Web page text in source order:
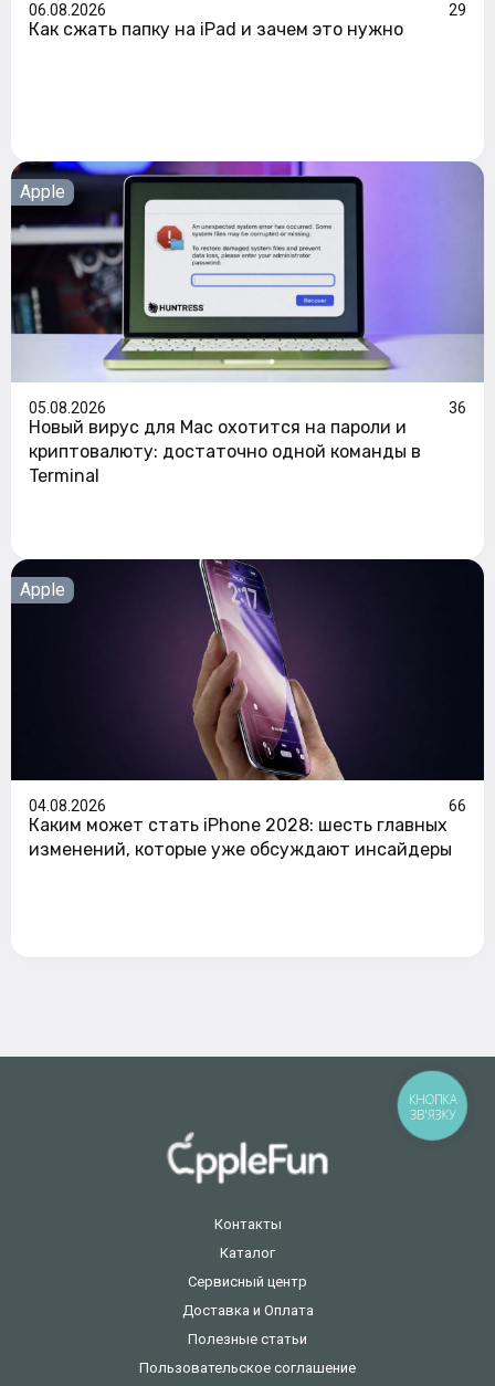
06.08.2026 29
Как сжать папку на iPad и зачем это нужно
Apple
05.08.2026 36
Новый вирус для Mac охотится на пароли и
криптовалюту: достаточно одной команды в
Terminal
Apple
04.08.2026 66
Каким может стать iPhone 2028: шесть главных
изменений, которые уже обсуждают инсайдеры
Контакты
Каталог
Сервисный центр
Доставка и Оплата
Полезные статьи
Пользовательское соглашение
КНОПКА
ЗВ'ЯЗКУ